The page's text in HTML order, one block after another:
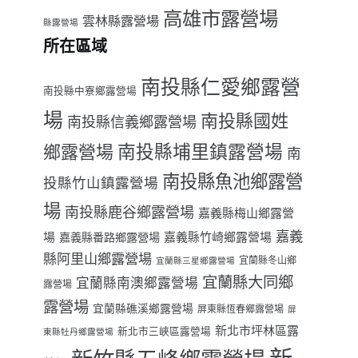
縣露營場 雲林縣露營場 高雄市露營場
所在區域
南投縣中寮鄉露營場 南投縣仁愛鄉露營
場 南投縣信義鄉露營場 南投縣國姓
鄉露營場 南投縣埔里鎮露營場 南
投縣竹山鎮露營場 南投縣魚池鄉露營
場 南投縣鹿谷鄉露營場 嘉義縣梅山鄉露營
場 嘉義縣番路鄉露營場 嘉義縣竹崎鄉露營場 嘉義
縣阿里山鄉露營場 宜蘭縣三星鄉露營場 宜蘭縣冬山鄉
露營場 宜蘭縣南澳鄉露營場 宜蘭縣大同鄉
露營場 宜蘭縣礁溪鄉露營場 屏東縣恆春鄉露營場 屏
東縣牡丹鄉露營場 新北市三峽區露營場 新北市坪林區露